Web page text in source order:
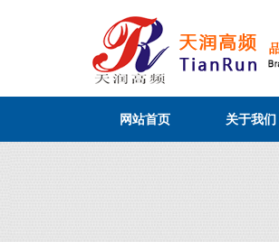
网站首页 关于我们